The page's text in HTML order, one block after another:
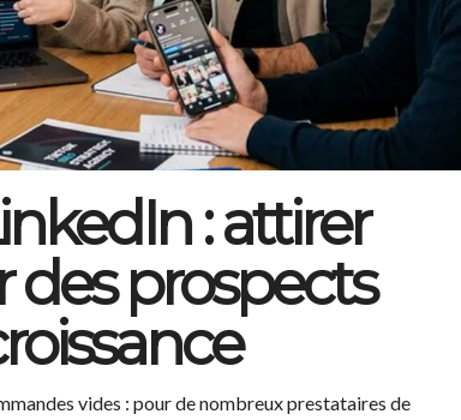
: attirer
des prospects
vides : pour de nombreux prestataires de